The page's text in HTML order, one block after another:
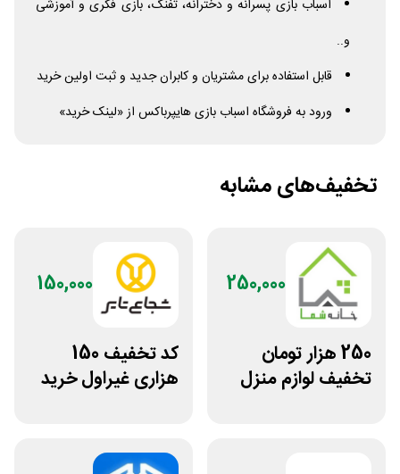
اسباب بازی پسرانه و دخترانه، تفنگ، بازی فکری و آموزشی
و..
قابل استفاده برای مشتریان و کابران جدید و ثبت اولین خرید
ورود به فروشگاه اسباب بازی هایپرباکس از «لینک خرید»
تخفیف‌های مشابه
250,000
250 هزار تومان
تخفیف لوازم منزل
150,000
کد تخفیف 150
هزاری غیراول خرید